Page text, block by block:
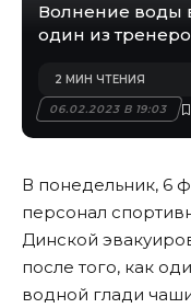
Волнение воды
один из
06.02.2023 В 19:03
2 МИН ЧТЕНИЯ
В понедельник, 6
персонал
Динской
после того, как
водной глади